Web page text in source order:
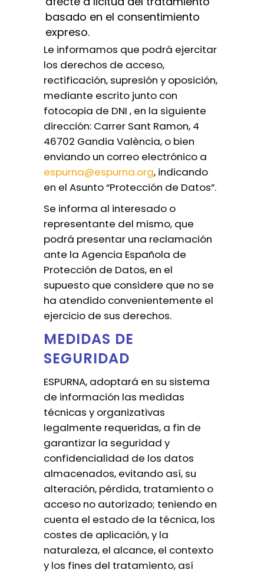
basado en el consentimiento
expreso.
Le informamos que podrá ejercitar
los derechos de acceso,
rectificación, supresión y oposición,
mediante escrito junto con
fotocopia de DNI , en la siguiente
dirección: Carrer Sant Ramon, 4
46702 Gandia València, o bien
enviando un correo electrónico a
espurna@espurna.org, indicando
en el Asunto “Protección de Datos”.
Se informa al interesado o
representante del mismo, que
podrá presentar una reclamación
ante la Agencia Española de
Protección de Datos, en el
supuesto que considere que no se
ha atendido convenientemente el
ejercicio de sus derechos.
MEDIDAS DE
SEGURIDAD
ESPURNA, adoptará en su sistema
de información las medidas
técnicas y organizativas
legalmente requeridas, a fin de
garantizar la seguridad y
confidencialidad de los datos
almacenados, evitando así, su
alteración, pérdida, tratamiento o
acceso no autorizado; teniendo en
cuenta el estado de la técnica, los
costes de aplicación, y la
naturaleza, el alcance, el contexto
y los fines del tratamiento, así